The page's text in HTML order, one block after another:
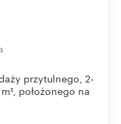
przytulnego, 2-
położonego na